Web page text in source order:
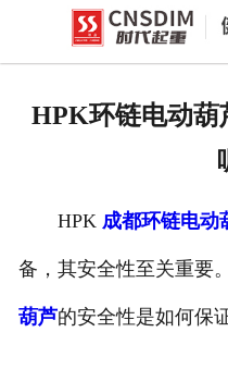
HPK环链电动葫
HPK 成都环链电动
备，其安全性至关重要
葫芦的安全性是如何保